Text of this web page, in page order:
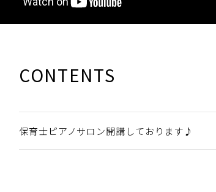
CONTENTS
保育士ピアノサロン開講しております♪